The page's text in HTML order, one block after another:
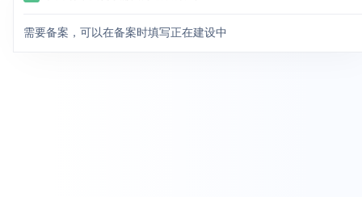
需要备案，可以在备案时填写正在建设中